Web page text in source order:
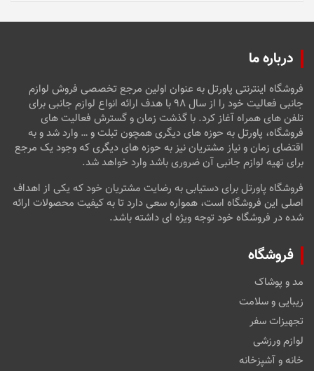
درباره ما
فروشگاه اینترنتی پاورتل به عنوان اولین مرجع تخصصی فروش لوازم
جانبی فعالیت خود را از سال ۹۸ با هدف ارائه انواع لوازم جانبی برای
تلفن های همراه آغاز کرد. با گذشت زمان و گسترش فعالیت های
فروشگاه، پاورتل به حوزه های دیگری همچون تبلت و … وارد شد و به
اقتضای زمان و نیاز مشتریان نیز به حوزه های دیگری که وجود یک مرجع
برای تهیه لوازم جانبی آن ضروری باشد وارد خواهد شد.
فروشگاه پاورتل برای دستیابی به رضایت مشتریان خود که یکی از اهداف
اصلی این فروشگاه است، همواره سعی دارد تا به کیفیت محصولات ارائه
شده در فروشگاه خود توجه ویژه ای داشته باشد.
فروشگاه
مد و پوشاک
زیبایی و سلامت
تجهیزات سفر
لوازم ورزشی
خانه و آشپزخانه